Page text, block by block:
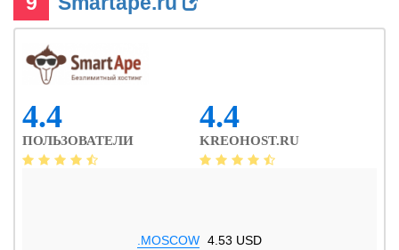
4.4
ПОЛЬЗОВАТЕЛИ
4.4
KREOHOST.RU
.MOSCOW 4.53 USD